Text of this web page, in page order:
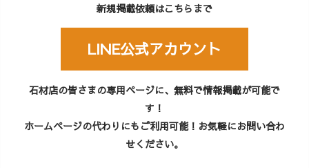
新規掲載依頼はこちらまで
LINE公式アカウント
石材店の皆さまの専用ページに、無料で情報掲載が可能で
す！
ホームページの代わりにもご利用可能！お気軽にお問い合わ
せください。